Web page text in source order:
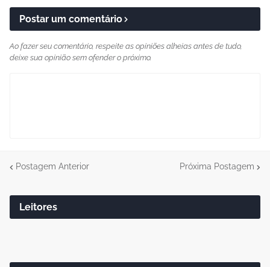
Postar um comentário
Ao fazer seu comentário, respeite as opiniões alheias antes de tudo,
deixe sua opinião sem ofender o próximo.
Postagem Anterior Próxima Postagem
Leitores